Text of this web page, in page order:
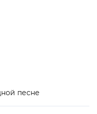
песне